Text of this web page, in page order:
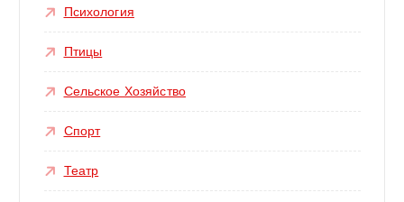
Психология
Птицы
Сельское Хозяйство
Спорт
Театр